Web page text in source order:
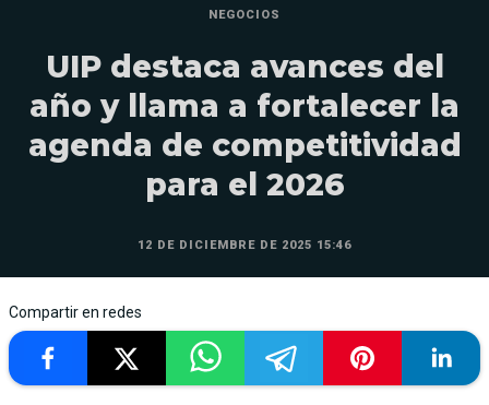
NEGOCIOS
UIP destaca avances del
año y llama a fortalecer la
agenda de competitividad
para el 2026
12 DE DICIEMBRE DE 2025 15:46
Compartir en redes